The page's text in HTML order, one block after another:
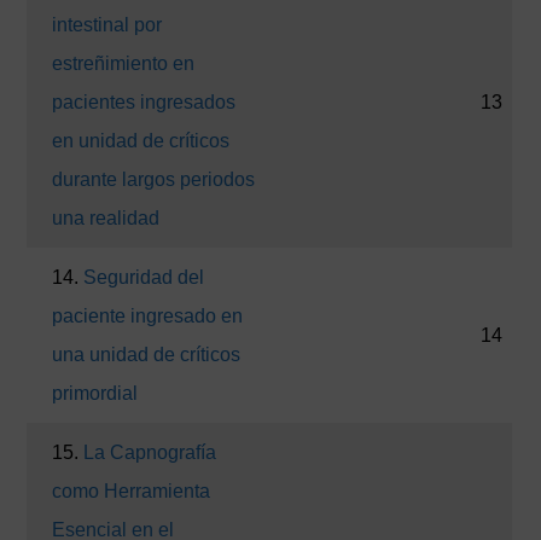
intestinal por
estreñimiento en
pacientes ingresados
en unidad de críticos
durante largos periodos
una realidad
13
14. Seguridad del
paciente ingresado en
una unidad de críticos
primordial
14
15.
La Capnografía
como Herramienta
Esencial en el